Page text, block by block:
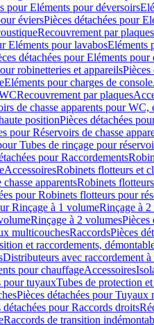
pour Eléments pour déversoirs
éviersPièces détachées pour
Recouvrement par plaques
Eléments pour lavabosEléments
détachées pour Eléments
robinetteries et appareilsPièces
Eléments pour charges de console
Recouvrement par plaques
de chasse apparents pour WC,
positionPièces détachées
pour Réservoirs de chasse
Tubes de rinçage pour
pour Raccordements
AccessoiresRobinets flotteurs et
apparentsRobinets
pour Robinets flotteurs pour
Rinçage à 1 volumeRinçage à
Rinçage à 2 volumesPièces
multicouchesRaccordsPièces
et raccordements,
Distributeurs avec raccordement à
pour chauffageAccessoires
pour tuyauxTubes de protection
Pièces détachées pour Tuyaux
détachées pour Raccords droits
Raccords de transition